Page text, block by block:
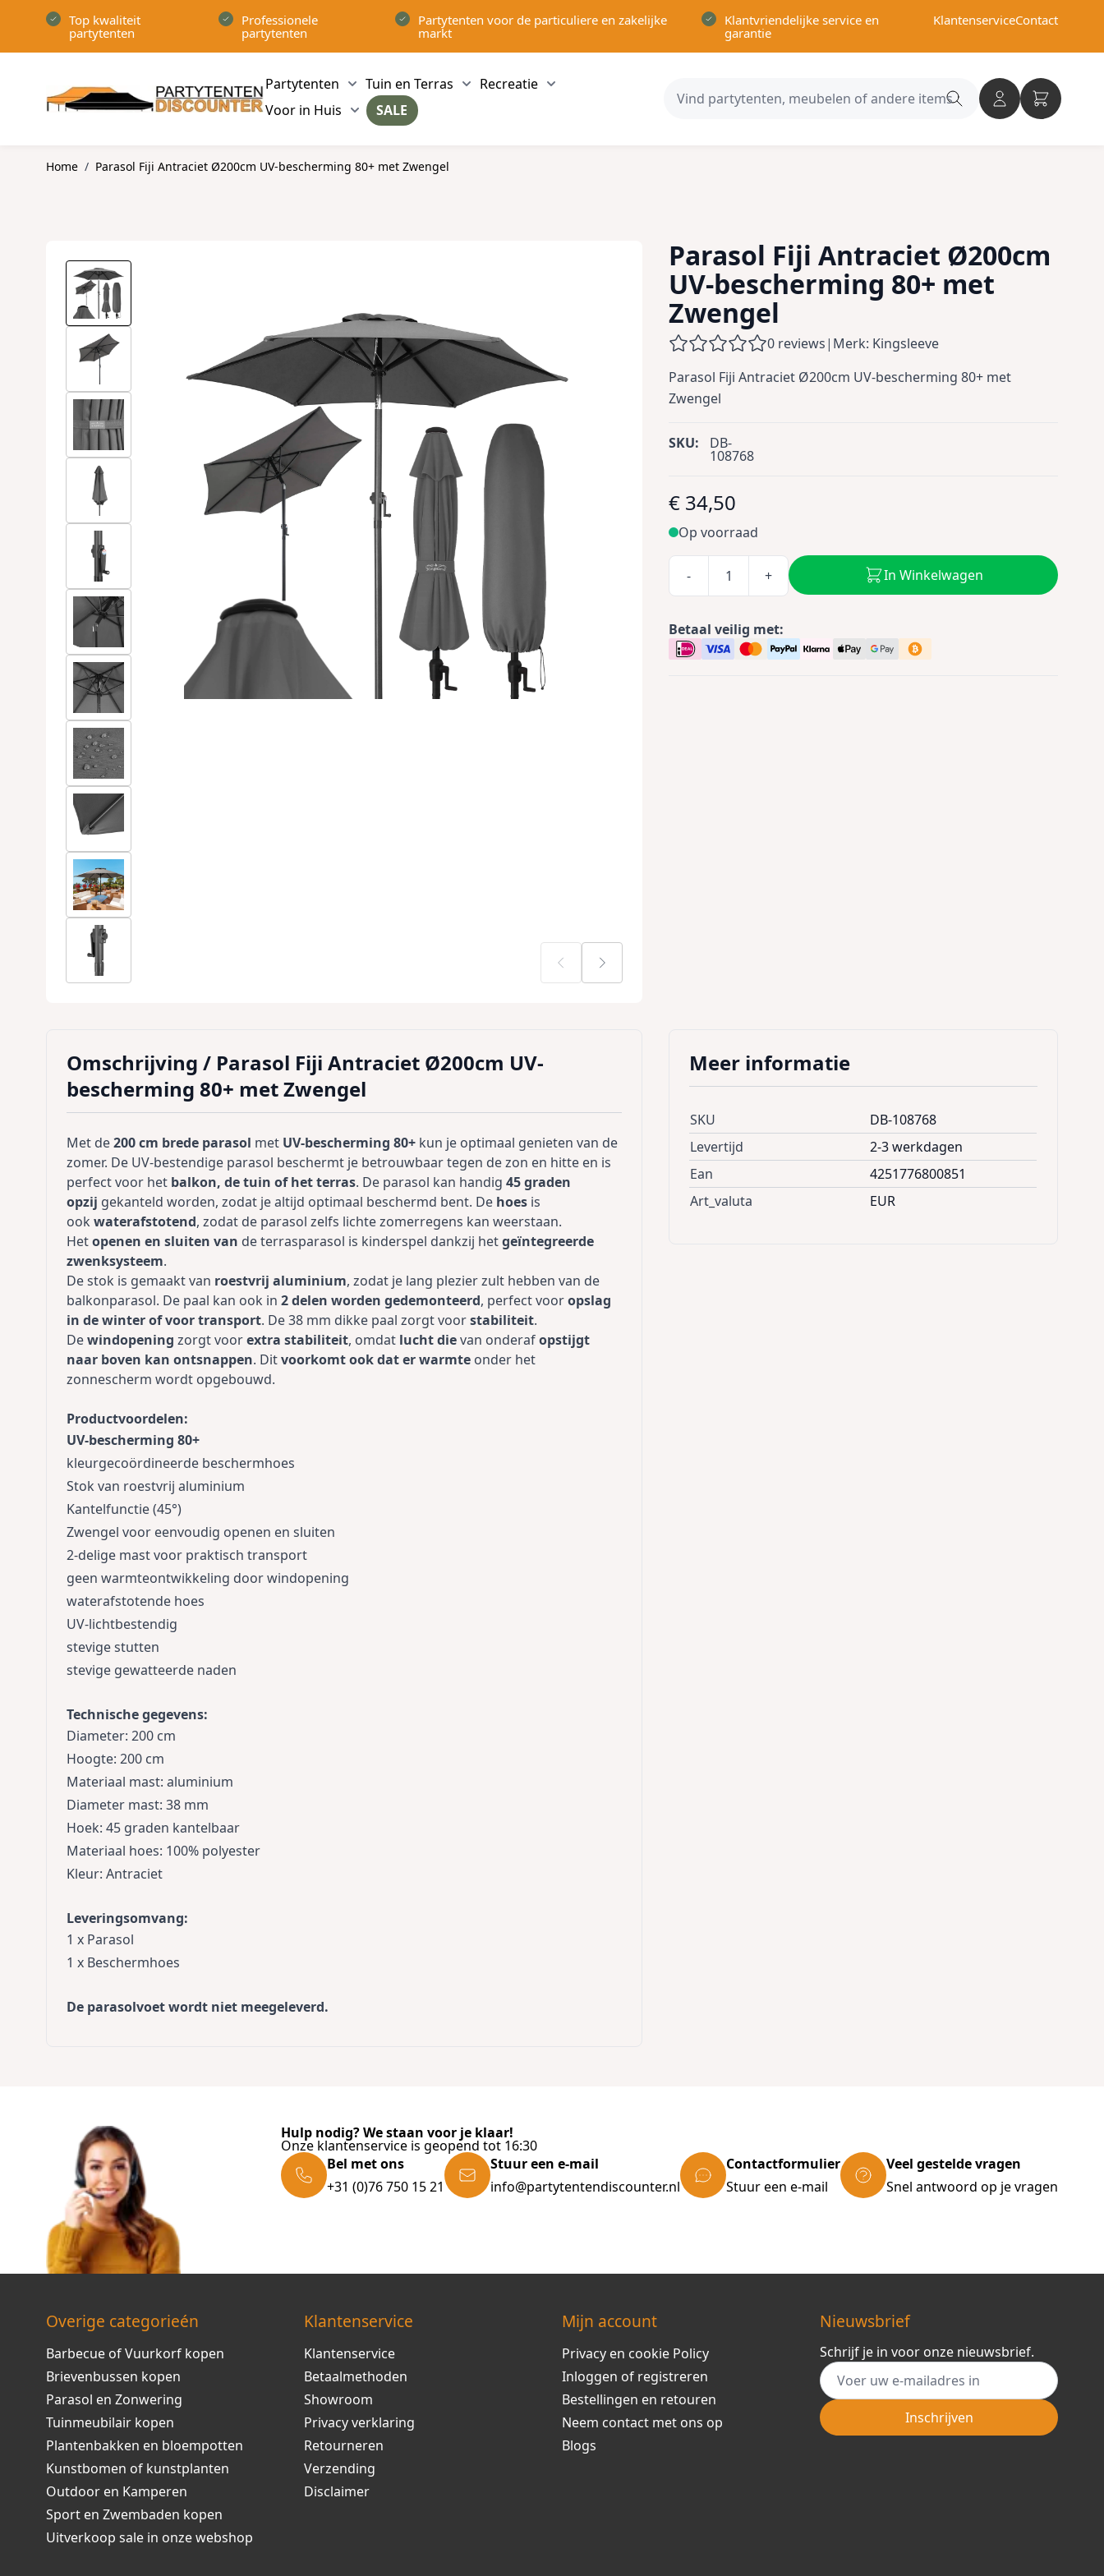
Top kwaliteit
partytenten
Professionele
partytenten
Partytenten voor de particuliere en zakelijke
markt
Klantvriendelijke service en
garantie
KlantenserviceContact
Partytenten
Show submenu for Partytenten category
Tuin en Terras
Show submenu for Tuin en Terras category
Recreatie
Show submenu for Recreatie category
Voor in Huis
Show submenu for Voor in Huis category
SALE
Search
Home / Parasol Fiji Antraciet Ø200cm UV-bescherming 80+ met Zwengel
Parasol Fiji Antraciet Ø200cm
UV-bescherming 80+ met
Zwengel
0 reviews| Merk: Kingsleeve
Parasol Fiji Antraciet Ø200cm UV-bescherming 80+ met
Zwengel
SKU: DB-
108768
€ 34,50
Op voorraad
- + In Winkelwagen
Betaal veilig met:
Omschrijving / Parasol Fiji Antraciet Ø200cm UV-
bescherming 80+ met Zwengel
Met de200 cm brede parasol met UV-bescherming 80+ kun je optimaal genieten van de
zomer. De UV-bestendige parasol beschermt je betrouwbaar tegen de zon en hitte en is
perfect voor het balkon, de tuin of het terras. De parasol kan handig 45 graden
opzij gekanteld worden, zodat je altijd optimaal beschermd bent. De hoes is
ook waterafstotend, zodat de parasol zelfs lichte zomerregens kan weerstaan.
Hetopenen en sluiten van de terrasparasol is kinderspel dankzij hetgeïntegreerde
zwenksysteem.
De stok is gemaakt van roestvrij aluminium, zodat je lang plezier zult hebben van de
balkonparasol. De paal kan ook in 2 delen worden gedemonteerd, perfect vooropslag
in de winter of voor transport. De 38 mm dikke paal zorgt voorstabiliteit.
Dewindopening zorgt voorextra stabiliteit, omdat lucht dievan onderafopstijgt
naar boven kan ontsnappen. Ditvoorkomt ook dat er warmte onder het
zonnescherm wordt opgebouwd.
Productvoordelen:
UV-bescherming 80+
kleurgecoördineerde beschermhoes
Stok van roestvrij aluminium
Kantelfunctie (45°)
Zwengel voor eenvoudig openen en sluiten
2-delige mast voor praktisch transport
geen warmteontwikkeling door windopening
waterafstotende hoes
UV-lichtbestendig
stevige stutten
stevige gewatteerde naden
Technische gegevens:
Diameter: 200 cm
Hoogte: 200 cm
Materiaal mast: aluminium
Diameter mast: 38 mm
Hoek: 45 graden kantelbaar
Materiaal hoes: 100% polyester
Kleur: Antraciet
Leveringsomvang:
1 x Parasol
1 x Beschermhoes
De parasolvoet wordt niet meegeleverd.
Meer informatie
SKU
DB-108768
Levertijd
2-3 werkdagen
Ean
4251776800851
Art_valuta
EUR
Hulp nodig? We staan voor je klaar!
Onze klantenservice is geopend tot 16:30
Bel met ons
+31 (0)76 750 15 21
Stuur een e-mail
info@partytentendiscounter.nl
Contactformulier
Stuur een e-mail
Veel gestelde vragen
Snel antwoord op je vragen
Overige categorieén
Barbecue of Vuurkorf kopen
Brievenbussen kopen
Parasol en Zonwering
Tuinmeubilair kopen
Plantenbakken en bloempotten
Kunstbomen of kunstplanten
Outdoor en Kamperen
Sport en Zwembaden kopen
Uitverkoop sale in onze webshop
Klantenservice
Klantenservice
Betaalmethoden
Showroom
Privacy verklaring
Retourneren
Verzending
Disclaimer
Mijn account
Privacy en cookie Policy
Inloggen of registreren
Bestellingen en retouren
Neem contact met ons op
Blogs
Nieuwsbrief
Schrijf je in voor onze nieuwsbrief.
E-mail adres
Inschrijven